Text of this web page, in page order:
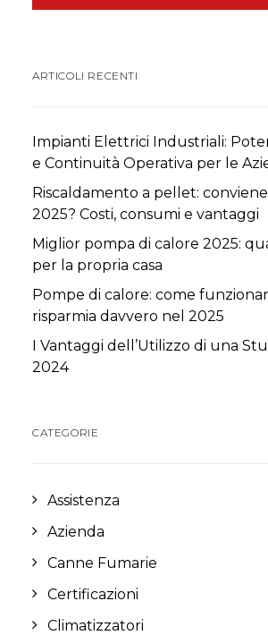
ARTICOLI RECENTI
Impianti Elettrici Industriali:
e Continuità Operativa per le
Riscaldamento a pellet:
2025? Costi, consumi e vantaggi
Miglior pompa di calore 2025:
per la propria casa
Pompe di calore: come
risparmia davvero nel 2025
I Vantaggi dell’Utilizzo di una
2024
CATEGORIE
Assistenza
Azienda
Canne Fumarie
Certificazioni
Climatizzatori